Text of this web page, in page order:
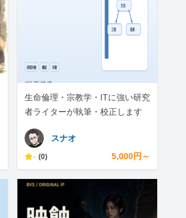
生命倫理・宗教学・ITに強い研究
者ライターが執筆・校正します
スナオ
- (0) 5,000円～